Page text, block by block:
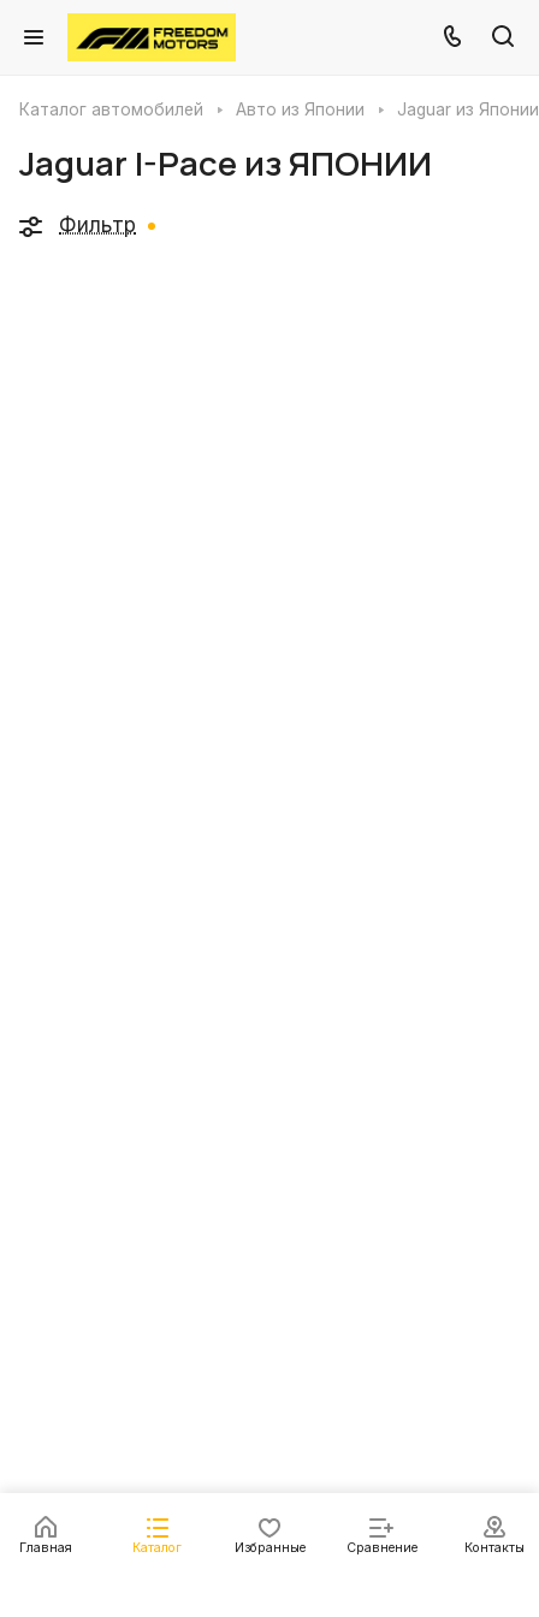
Каталог автомобилей Авто из Японии Jaguar из Японии
Jaguar I-Pace из ЯПОНИИ
Фильтр
Главная Каталог Избранные Сравнение Контакты